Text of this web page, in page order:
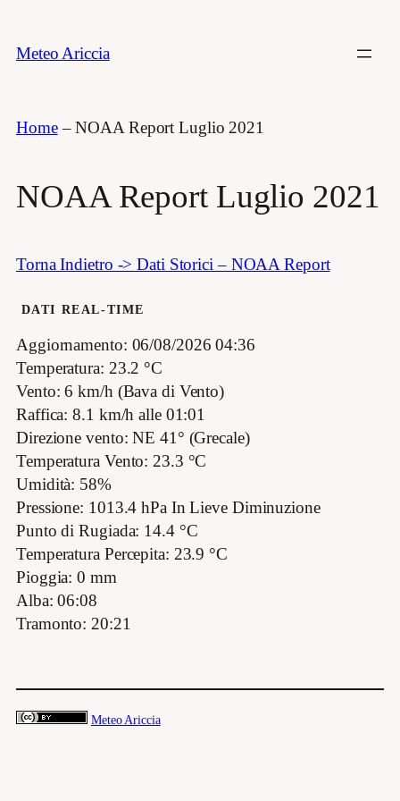
contenuto
Meteo Ariccia
Home–NOAA Report Luglio 2021
NOAA Report Luglio 2021
Torna Indietro -> Dati Storici – NOAA Report
DATI REAL-TIME
Aggiornamento: 06/08/2026 04:36
Temperatura: 23.2 °C
Vento: 6 km/h (Bava di Vento)
Raffica: 8.1 km/h alle 01:01
Direzione vento: NE 41° (Grecale)
Temperatura Vento: 23.3 °C
Umidità: 58%
Pressione: 1013.4 hPa In Lieve Diminuzione
Punto di Rugiada: 14.4 °C
Temperatura Percepita: 23.9 °C
Pioggia: 0 mm
Alba: 06:08
Tramonto: 20:21
Meteo Ariccia